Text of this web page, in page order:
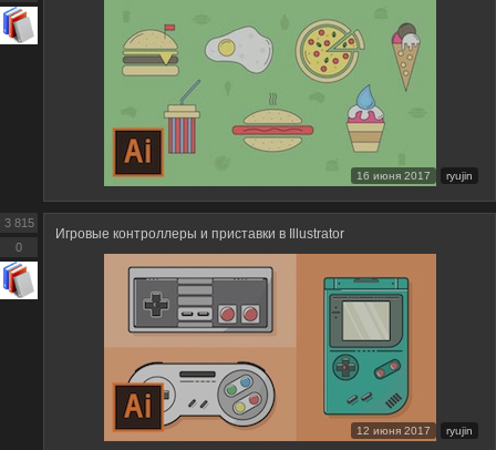
16 июня 2017 ryujin
Игровые контроллеры и приставки в Illustrator
12 июня 2017 ryujin
3 815
0